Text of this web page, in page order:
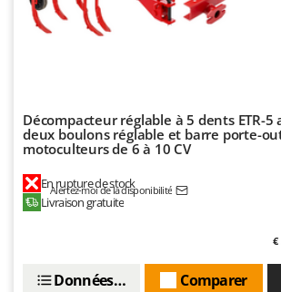
Décompacteur réglable à 5 dents ETR-5
deux boulons réglable et barre porte-
motoculteurs de 6 à 10 CV
En rupture de stock
Alertez-moi de la disponibilité
Livraison gratuite
€
Comparer
Données techniques